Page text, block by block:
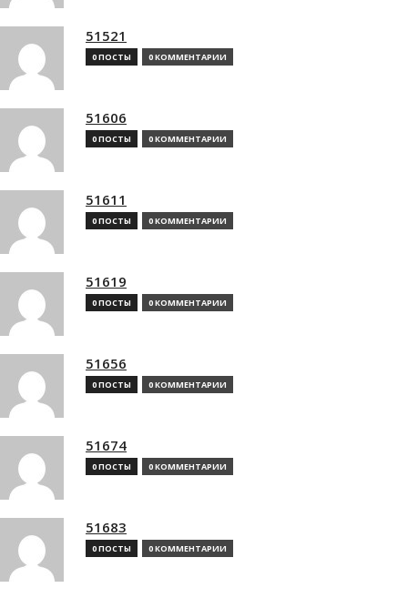
51521
0 ПОСТЫ 0 КОММЕНТАРИИ
51606
0 ПОСТЫ 0 КОММЕНТАРИИ
51611
0 ПОСТЫ 0 КОММЕНТАРИИ
51619
0 ПОСТЫ 0 КОММЕНТАРИИ
51656
0 ПОСТЫ 0 КОММЕНТАРИИ
51674
0 ПОСТЫ 0 КОММЕНТАРИИ
51683
0 ПОСТЫ 0 КОММЕНТАРИИ